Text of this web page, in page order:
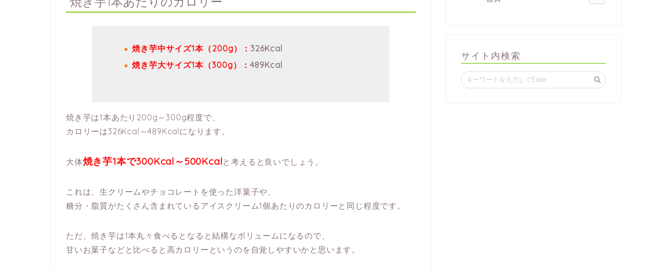
焼き芋中サイズ1本（200g）：326Kcal
焼き芋大サイズ1本（300g）：489Kcal
焼き芋は1本あたり200g～300g程度で、
カロリーは326Kcal～489Kcalになります。
大体焼き芋1本で300Kcal～500Kcal と考えると良いでしょう。
これは、生クリームやチョコレートを使った洋菓子や、
糖分・脂質がたくさん含まれているアイスクリーム1個あたりのカロリーと同じ程度です。
ただ、焼き芋は1本丸々食べるとなると結構なボリュームになるので、
甘いお菓子などと比べると高カロリーというのを自覚しやすいかと思います。
サイト内検索